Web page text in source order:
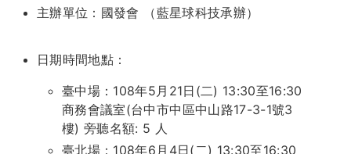
主辦單位：國發會 （藍星球科技承辦）
日期時間地點：
臺中場：108年5月21日(二) 13:30至16:30
商務會議室(台中市中區中山路17-3-1號3
樓) 旁聽名額: 5 人
臺北場：108年6月4日(二) 13:30至16:30